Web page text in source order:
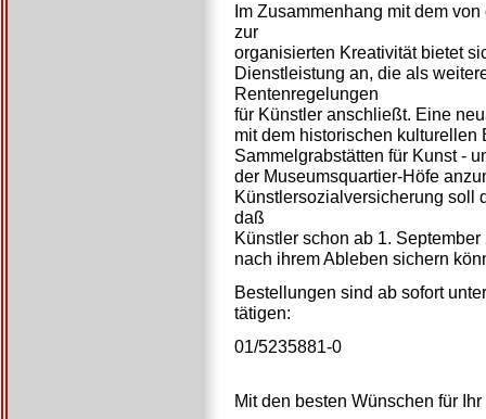
Im Zusammenhang mit dem
zur
organisierten Kreativität bietet
Dienstleistung an, die als
Rentenregelungen
für Künstler anschließt. Eine
mit dem historischen kulturellen
Sammelgrabstätten für Kunst -
der Museumsquartier-Höfe
Künstlersozialversicherung soll
daß
Künstler schon ab 1.
nach ihrem Ableben sichern
Bestellungen sind ab sofort
tätigen:
01/5235881-0
Mit den besten Wünschen für